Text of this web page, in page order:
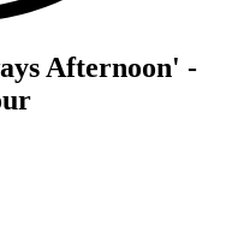
Afternoon' -